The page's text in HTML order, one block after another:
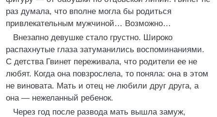
раз думала, что вполне могла бы родиться
привлекательным мужчиной… Возможно…
Внезапно девушке стало грустно. Широко
распахнутые глаза затуманились воспоминаниями.
С детства Гвинет переживала, что родители ее не
любят. Когда она повзрослела, то поняла: она в этом
не виновата. Мать и отец не любили друг друга, а
она — нежеланный ребенок.
Через год после развода мать вышла замуж,